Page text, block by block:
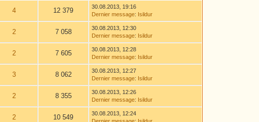
4 12 379
30.08.2013, 19:16
Dernier message: Isildur
2 7 058
30.08.2013, 12:30
Dernier message: Isildur
2 7 605
30.08.2013, 12:28
Dernier message: Isildur
3 8 062
30.08.2013, 12:27
Dernier message: Isildur
2 8 355
30.08.2013, 12:26
Dernier message: Isildur
2 10 549
30.08.2013, 12:24